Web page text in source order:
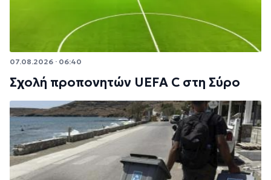
07.08.2026 · 06:40
Σχολή προπονητών UEFA C στη Σύρο